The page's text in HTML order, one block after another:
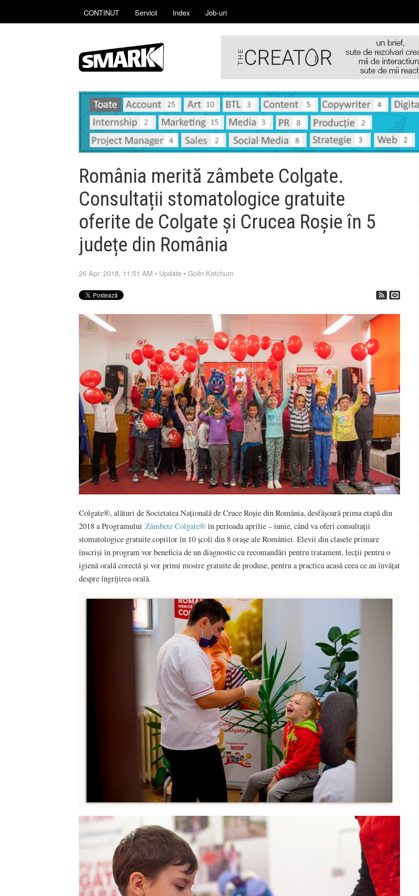
CONTINUT Servicii Index Job-uri
România merită zâmbete Colgate.
Consultații stomatologice gratuite
oferite de Colgate și Crucea Roșie în 5
județe din România
26 Apr. 2018, 11:51 AM • Update •Golin Ketchum
Colgate®, alături de Societatea Națională de Cruce Roșie din România, desfășoară prima etapă din
2018 a Programului Zâmbete Colgate® în perioada aprilie – iunie, când va oferi consultații
stomatologice gratuite copiilor în 10 școli din 8 orașe ale României. Elevii din clasele primare
înscriși în program vor beneficia de un diagnostic cu recomandări pentru tratament, lecții pentru o
igienă orală corectă și vor primi mostre gratuite de produse, pentru a practica acasă ceea ce au învățat
despre îngrijirea orală.